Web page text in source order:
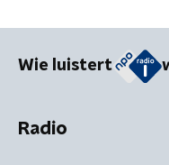
Wie luistert
Radio